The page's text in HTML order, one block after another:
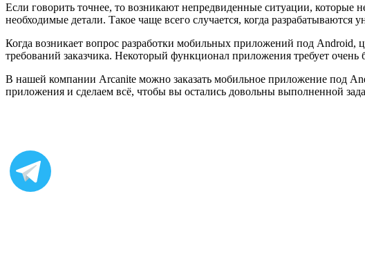
Если говорить точнее, то возникают непредвиденные ситуации, которые
необходимые детали. Такое чаще всего случается, когда
Когда возникает вопрос разработки мобильных приложений под Android,
требований заказчика. Некоторый функционал приложения требует
В нашей компании Arcanite можно заказать мобильное приложение под
приложения и сделаем всё, чтобы вы остались довольны выполненной